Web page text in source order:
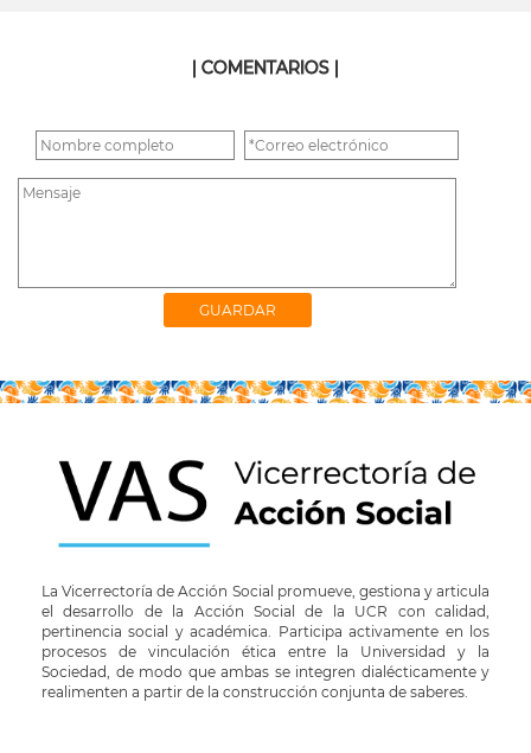
| COMENTARIOS |
La Vicerrectoría de Acción Social promueve, gestiona y articula
el desarrollo de la Acción Social de la UCR con calidad,
pertinencia social y académica. Participa activamente en los
procesos de vinculación ética entre la Universidad y la
Sociedad, de modo que ambas se integren dialécticamente y
realimenten a partir de la construcción conjunta de saberes.